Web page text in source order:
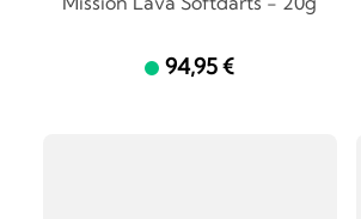
94,95 €